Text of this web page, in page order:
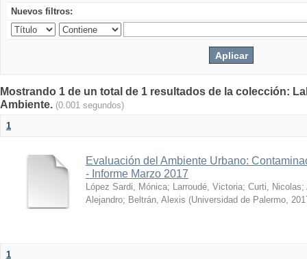
Nuevos filtros:
Mostrando 1 de un total de 1 resultados de la colección:
Ambiente. (0.001 segundos)
1
Evaluación del Ambiente Urbano:
- Informe Marzo 2017
López Sardi, Mónica; Larroudé, Victoria; Curti, Nicolas;
Alejandro; Beltrán, Alexis (Universidad de Palermo,
1